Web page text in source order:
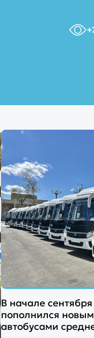
В начале
пополнился
автобусами